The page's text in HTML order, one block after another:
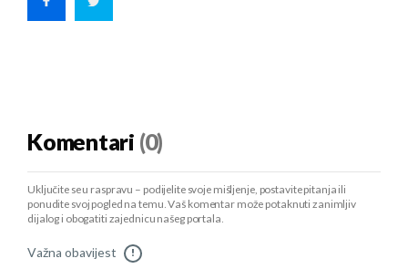
Komentari (0)
Uključite se u raspravu – podijelite svoje mišljenje, postavite pitanja ili
ponudite svoj pogled na temu. Vaš komentar može potaknuti zanimljiv
dijalog i obogatiti zajednicu našeg portala.
Važna obavijest !